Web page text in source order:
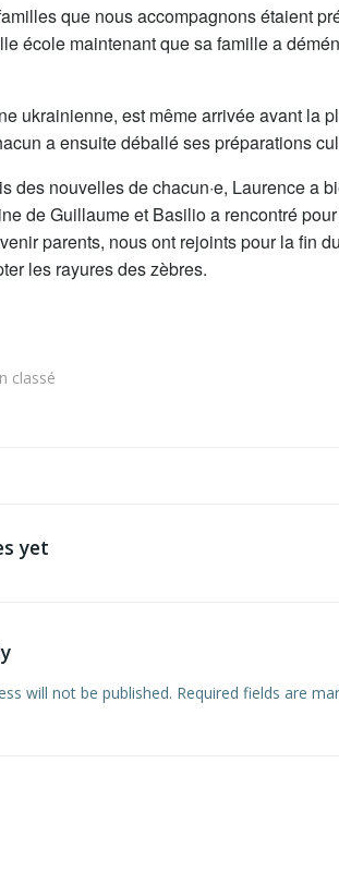
que nous accompagnons étaient
école maintenant que sa famille a
ukrainienne, est même arrivée avant la
a ensuite déballé ses préparations
des nouvelles de chacun·e, Laurence a
de Guillaume et Basilio a rencontré
parents, nous ont rejoints pour la fin
les rayures des zèbres.
classé
yet
will not be published. Required fields are